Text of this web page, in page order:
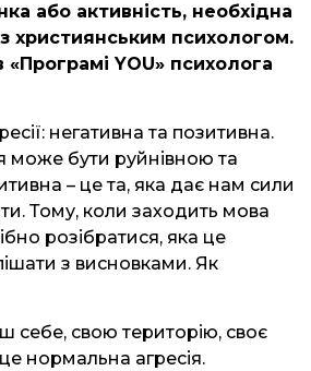
або активність, необхідна
християнським психологом.
YOU» психолога
негативна та позитивна.
може бути руйнівною та
– це та, яка дає нам сили
Тому, коли заходить мова
розібратися, яка це
з висновками. Як
себе, свою територію, своє
нормальна агресія.